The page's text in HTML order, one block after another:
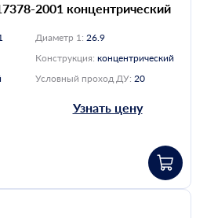
мм
2001 концентрический
Диаметр 1: 26.9
Конструкция: концентрический
Условный проход ДУ: 20
Узнать цену